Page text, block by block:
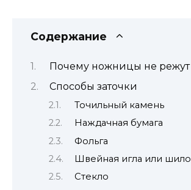
Содержание
Почему ножницы не режут
Способы заточки
Точильный камень
Наждачная бумага
Фольга
Швейная игла или шило
Стекло